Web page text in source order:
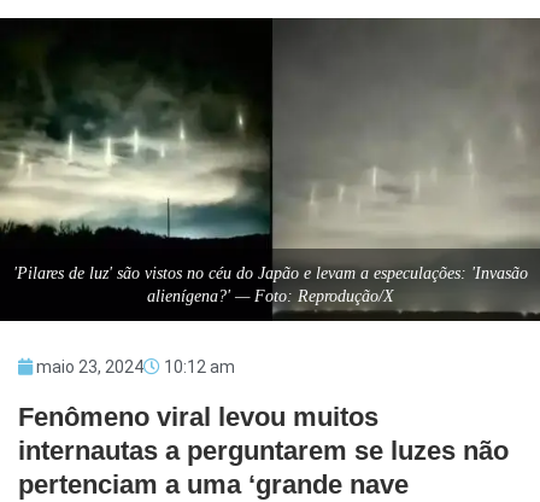
'Pilares de luz' são vistos no céu do Japão e levam a especulações: 'Invasão
alienígena?' — Foto: Reprodução/X
maio 23, 2024 10:12 am
Fenômeno viral levou muitos
internautas a perguntarem se luzes não
pertenciam a uma ‘grande nave